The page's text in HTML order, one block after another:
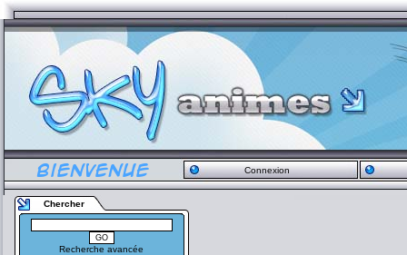
Connexion
Chercher
Recherche avancée